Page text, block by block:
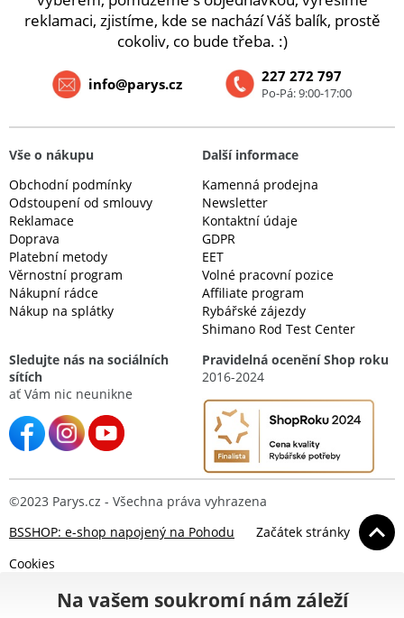
reklamaci, zjistíme, kde se nachází Váš balík, prostě
cokoliv, co bude třeba. :)
227 272 797
Po-Pá: 9:00-17:00
info@parys.cz
Vše o nákupu
Obchodní podmínky
Odstoupení od smlouvy
Reklamace
Doprava
Platební metody
Věrnostní program
Nákupní rádce
Nákup na splátky
Další informace
Kamenná prodejna
Newsletter
Kontaktní údaje
GDPR
EET
Volné pracovní pozice
Affiliate program
Rybářské zájezdy
Shimano Rod Test Center
Sledujte nás na sociálních
sítích
ať Vám nic neunikne
Pravidelná ocenění Shop roku
2016-2024
©2023 Parys.cz - Všechna práva vyhrazena
BSSHOP: e-shop napojený na Pohodu
Začátek stránky
Cookies
Na vašem soukromí nám záleží